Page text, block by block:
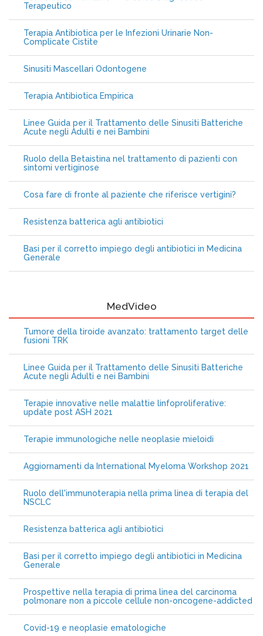
Terapeutico
Terapia Antibiotica per le Infezioni Urinarie Non-
Complicate Cistite
Sinusiti Mascellari Odontogene
Terapia Antibiotica Empirica
Linee Guida per il Trattamento delle Sinusiti Batteriche
Acute negli Adulti e nei Bambini
Ruolo della Betaistina nel trattamento di pazienti con
sintomi vertiginose
Cosa fare di fronte al paziente che riferisce vertigini?
Resistenza batterica agli antibiotici
Basi per il corretto impiego degli antibiotici in Medicina
Generale
MedVideo
Tumore della tiroide avanzato: trattamento target delle
fusioni TRK
Linee Guida per il Trattamento delle Sinusiti Batteriche
Acute negli Adulti e nei Bambini
Terapie innovative nelle malattie linfoproliferative:
update post ASH 2021
Terapie immunologiche nelle neoplasie mieloidi
Aggiornamenti da International Myeloma Workshop 2021
Ruolo dell'immunoterapia nella prima linea di terapia del
NSCLC
Resistenza batterica agli antibiotici
Basi per il corretto impiego degli antibiotici in Medicina
Generale
Prospettive nella terapia di prima linea del carcinoma
polmonare non a piccole cellule non-oncogene-addicted
Covid-19 e neoplasie ematologiche